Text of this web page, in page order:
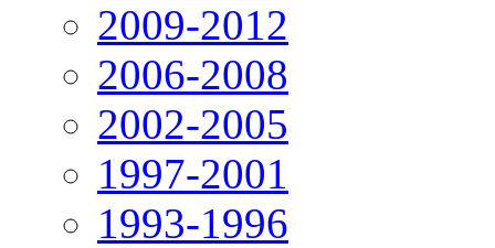
2009-2012
2006-2008
2002-2005
1997-2001
1993-1996